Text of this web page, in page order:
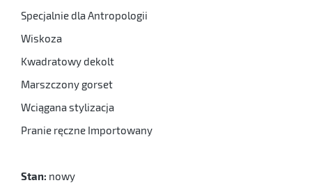
Specjalnie dla Antropologii
Wiskoza
Kwadratowy dekolt
Marszczony gorset
Wciągana stylizacja
Pranie ręczne Importowany
Stan: nowy